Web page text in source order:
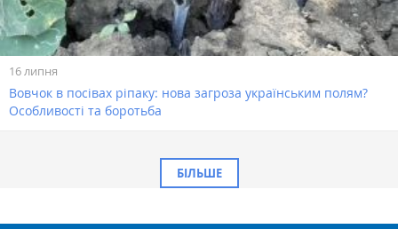
16 липня
Вовчок в посівах ріпаку: нова загроза українським полям?
Особливості та боротьба
БІЛЬШЕ